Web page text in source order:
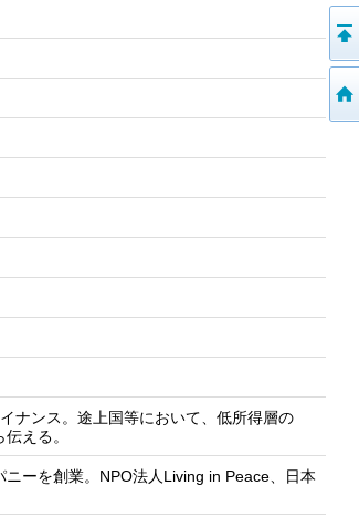
ナンス。途上国等において、低所得層の
える。
ーを創業。NPO法人Living in Peace、日本